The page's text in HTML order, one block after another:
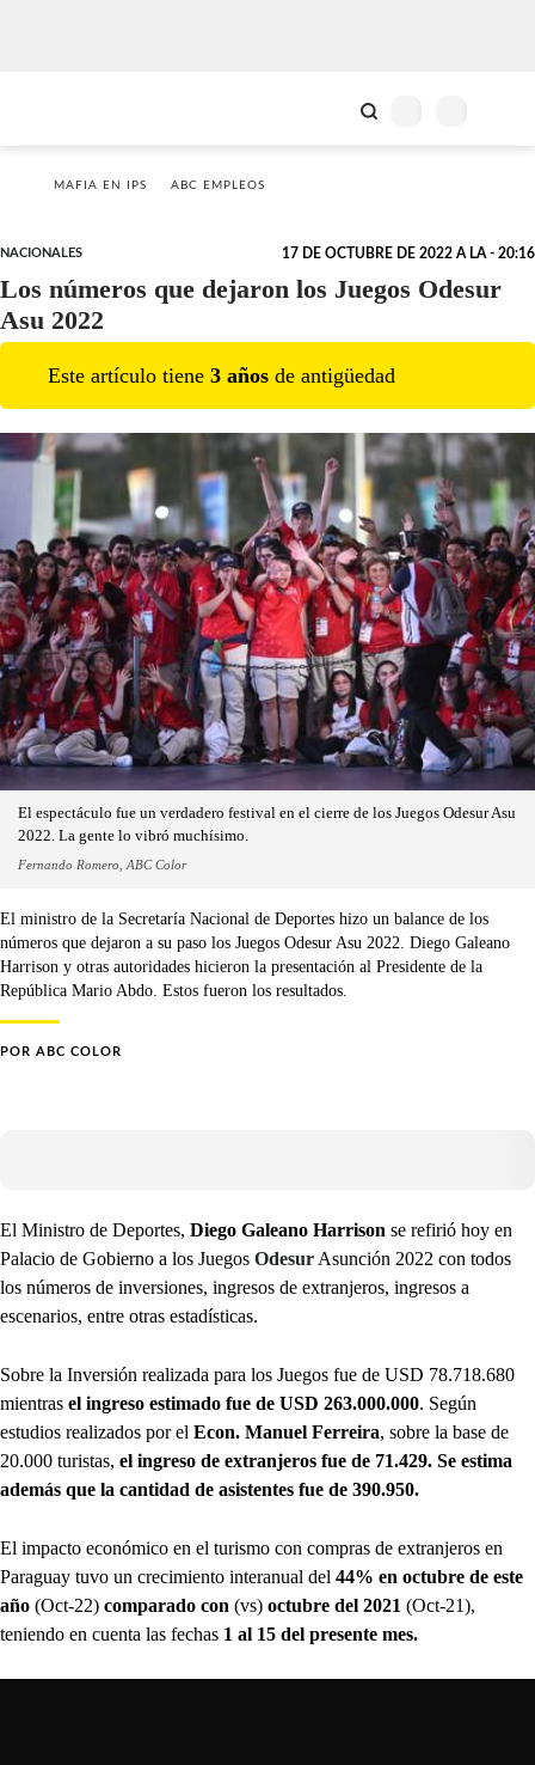
MAFIA EN IPS ABC EMPLEOS
NACIONALES 17 DE OCTUBRE DE 2022 A LA - 20:16
Los números que dejaron los Juegos Odesur
Asu 2022
Este artículo tiene 3 años de antigüedad
El espectáculo fue un verdadero festival en el cierre de los Juegos Odesur Asu
2022. La gente lo vibró muchísimo.
Fernando Romero, ABC Color
El ministro de la Secretaría Nacional de Deportes hizo un balance de los
números que dejaron a su paso los Juegos Odesur Asu 2022. Diego Galeano
Harrison y otras autoridades hicieron la presentación al Presidente de la
República Mario Abdo. Estos fueron los resultados.
POR ABC COLOR
El Ministro de Deportes, Diego Galeano Harrison se refirió hoy en
Palacio de Gobierno a los Juegos Odesur Asunción 2022 con todos
los números de inversiones, ingresos de extranjeros, ingresos a
escenarios, entre otras estadísticas.
Sobre la Inversión realizada para los Juegos fue de USD 78.718.680
mientras el ingreso estimado fue de USD 263.000.000. Según
estudios realizados por el Econ. Manuel Ferreira, sobre la base de
20.000 turistas, el ingreso de extranjeros fue de 71.429. Se estima
además que la cantidad de asistentes fue de 390.950.
El impacto económico en el turismo con compras de extranjeros en
Paraguay tuvo un crecimiento interanual del 44% en octubre de este
año (Oct-22) comparado con (vs) octubre del 2021 (Oct-21),
teniendo en cuenta las fechas 1 al 15 del presente mes.